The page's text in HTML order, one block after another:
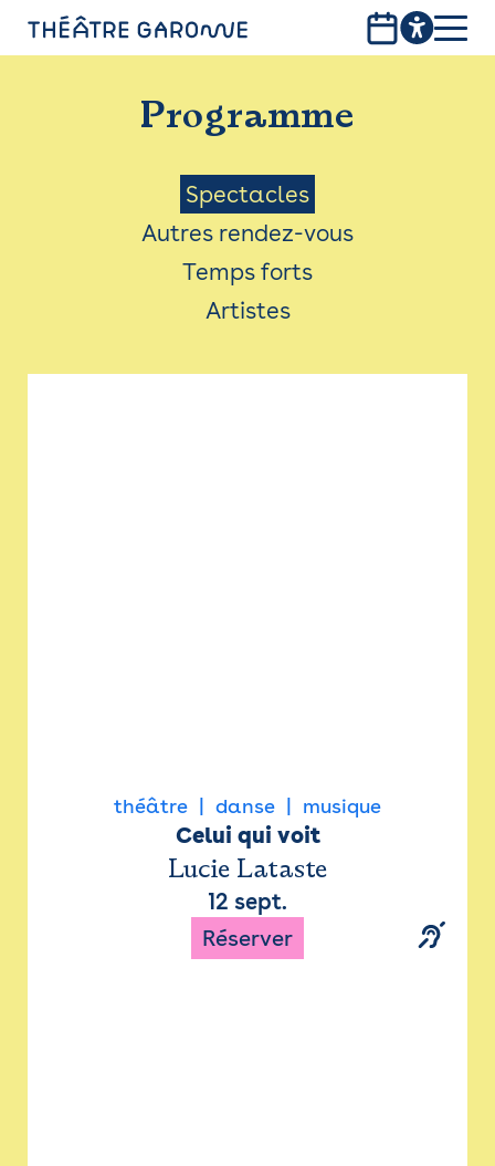
PROGRAMME
INFOS PRATIQUES
AVEC LES PUBLICS
ACCESSIBILITÉ
LES PRODUCTIONS
Programme
Menu
Saison
Spectacles
Autres rendez-vous
Temps forts
Artistes
théâtre danse musique
Celui qui voit
Lucie Lataste
12 sept.
Réserver